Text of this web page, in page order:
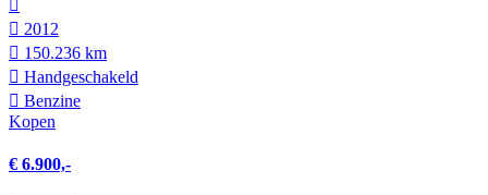
2012
150.236 km
Hand­geschakeld
Benzine
Kopen
€ 6.900,-